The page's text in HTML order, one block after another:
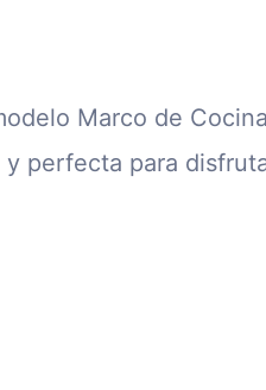
Marco de
perfecta para